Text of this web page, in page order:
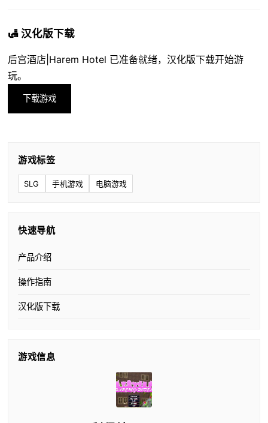
🛃 汉化版下载
后宫酒店|Harem Hotel 已准备就绪，汉化版下载开始游
玩。
下载游戏
游戏标签
SLG 手机游戏 电脑游戏
快速导航
产品介绍
操作指南
汉化版下载
游戏信息